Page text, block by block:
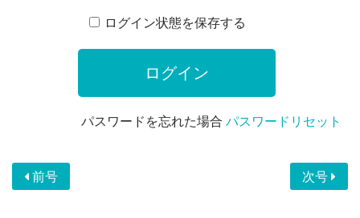
ログイン状態を保存する
パスワードを忘れた場合 パスワードリセット
前号 次号